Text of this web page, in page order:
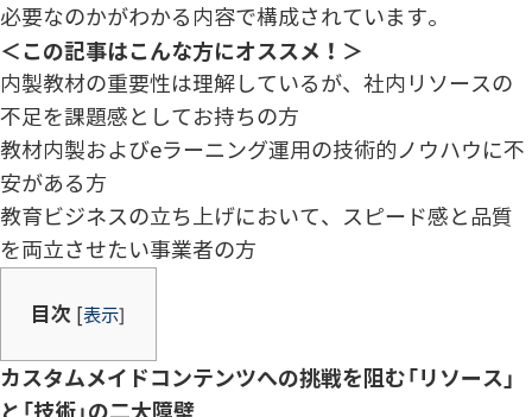
必要なのかがわかる内容で構成されています。
＜この記事はこんな方にオススメ！＞
内製教材の重要性は理解しているが、社内リソースの
不足を課題感としてお持ちの方
教材内製およびeラーニング運用の技術的ノウハウに不
安がある方
教育ビジネスの立ち上げにおいて、スピード感と品質
を両立させたい事業者の方
目次 [表示]
カスタムメイドコンテンツへの挑戦を阻む「リソース」
と「技術」の二大障壁